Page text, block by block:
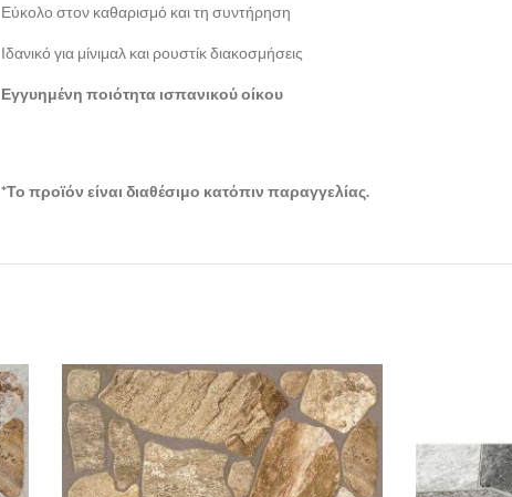
Εύκολο στον καθαρισμό και τη συντήρηση
Ιδανικό για μίνιμαλ και ρουστίκ διακοσμήσεις
Εγγυημένη ποιότητα ισπανικού οίκου
*Το προϊόν είναι διαθέσιμο κατόπιν παραγγελίας.